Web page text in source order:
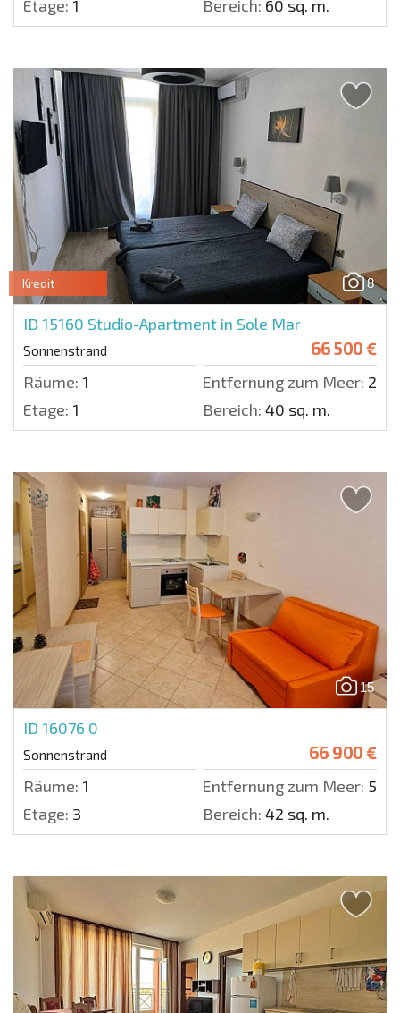
Etage: 1 Bereich: 60 sq. m.
8
Kredit
ID 15160 Studio-Apartment in Sole Mar
Sonnenstrand 66 500 €
Räume: 1 Entfernung zum Meer: 200
Etage: 1 Bereich: 40 sq. m.
15
ID 16076 0
Sonnenstrand 66 900 €
Räume: 1 Entfernung zum Meer: 500
Etage: 3 Bereich: 42 sq. m.